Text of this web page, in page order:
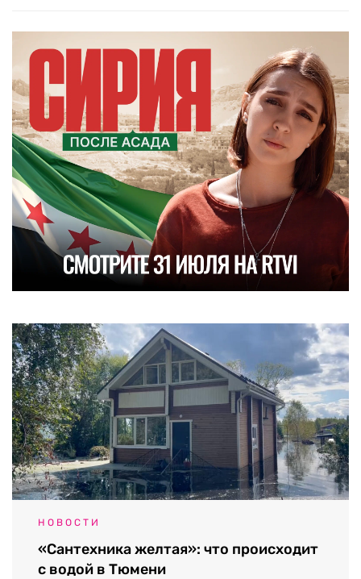
НОВОСТИ
«Сантехника желтая»: что происходит
с водой в Тюмени